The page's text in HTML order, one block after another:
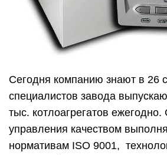
Сегодня компанию знают в 26
специалистов завода
тыс. котлоагрегатов ежегодно.
управления качеством
нормативам ISO 9001,